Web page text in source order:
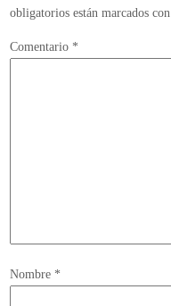
sobre
obligatorios están marcados con
Comentario *
Nombre *